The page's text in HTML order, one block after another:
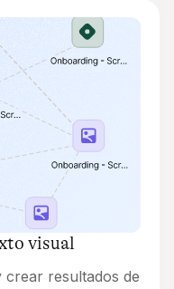
visual
crear resultados de